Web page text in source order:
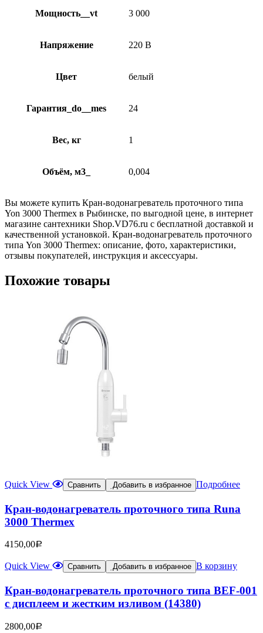
Мощность__vt 3 000
Напряжение 220 В
Цвет белый
Гарантия_do__mes 24
Вес, кг 1
Объём, м3_ 0,004
Вы можете купить Кран-водонагреватель проточного типа
Yon 3000 Thermex в Рыбинске, по выгодной цене, в интернет
магазине сантехники Shop.VD76.ru с бесплатной доставкой и
качественной установкой. Кран-водонагреватель проточного
типа Yon 3000 Thermex: описание, фото, характеристики,
отзывы покупателей, инструкция и аксессуары.
Похожие товары
Quick View Сравнить Добавить в избранное Подробнее
Кран-водонагреватель проточного типа Runa
3000 Thermex
4150,00Р
Quick View Сравнить Добавить в избранное В корзину
Кран-водонагреватель проточного типа ВEF-001
с дисплеем и жестким изливом (14380)
2800,00Р